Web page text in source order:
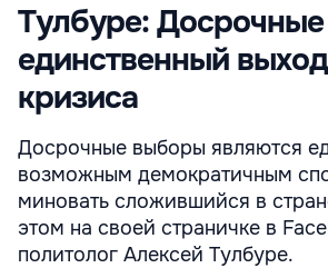
Тулбуре:
единственный
кризиса
Досрочные выборы являются
возможным демократичным
миновать сложившийся в
этом на своей страничке в
политолог Алексей Тулбуре.